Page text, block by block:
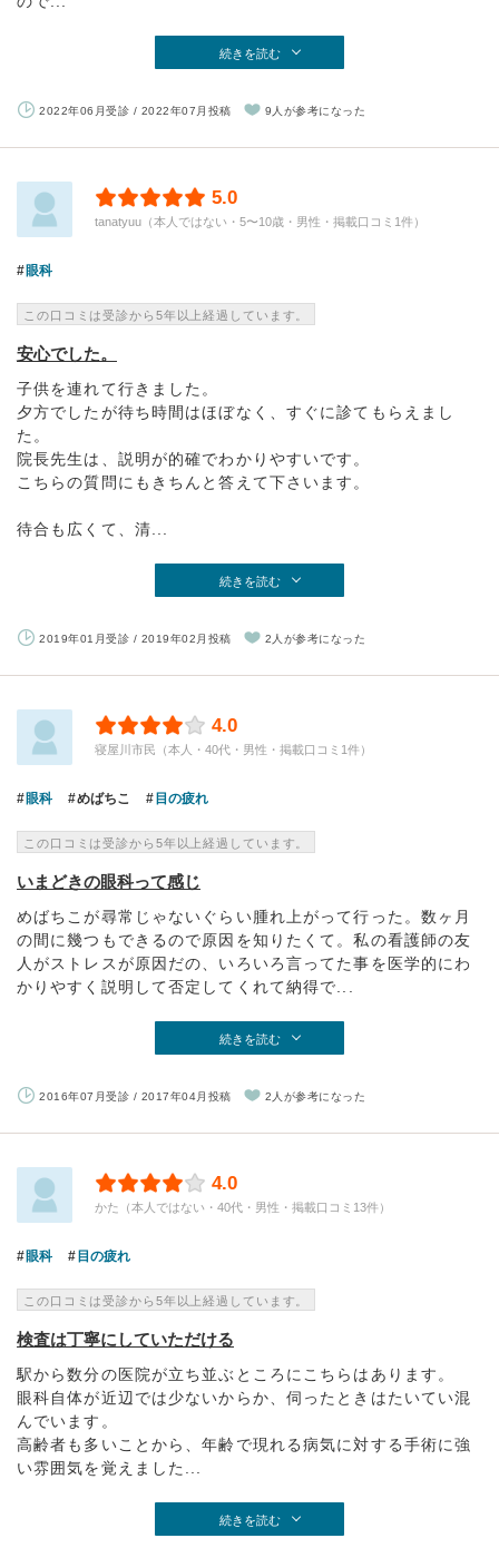
続きを読む
2022年06月受診 / 2022年07月投稿 9人が参考になった
5.0
tanatyuu（本人ではない・5〜10歳・男性・掲載口コミ1件）
眼科
この口コミは受診から5年以上経過しています。
安心でした。
子供を連れて行きました。
夕方でしたが待ち時間はほぼなく、すぐに診てもらえまし
た。
院長先生は、説明が的確でわかりやすいです。
こちらの質問にもきちんと答えて下さいます。
待合も広くて、清...
続きを読む
2019年01月受診 / 2019年02月投稿 2人が参考になった
4.0
寝屋川市民（本人・40代・男性・掲載口コミ1件）
眼科 めばちこ 目の疲れ
この口コミは受診から5年以上経過しています。
いまどきの眼科って感じ
めばちこが尋常じゃないぐらい腫れ上がって行った。数ヶ月
の間に幾つもできるので原因を知りたくて。私の看護師の友
人がストレスが原因だの、いろいろ言ってた事を医学的にわ
かりやすく説明して否定してくれて納得で...
続きを読む
2016年07月受診 / 2017年04月投稿 2人が参考になった
4.0
かた（本人ではない・40代・男性・掲載口コミ13件）
眼科 目の疲れ
この口コミは受診から5年以上経過しています。
検査は丁寧にしていただける
駅から数分の医院が立ち並ぶところにこちらはあります。
眼科自体が近辺では少ないからか、伺ったときはたいてい混
んでいます。
高齢者も多いことから、年齢で現れる病気に対する手術に強
い雰囲気を覚えました...
続きを読む